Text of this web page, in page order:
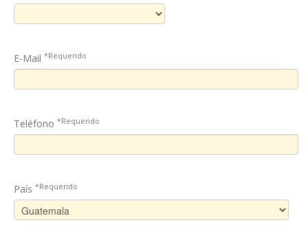
E-Mail *Requerido
Teléfono *Requerido
País *Requerido